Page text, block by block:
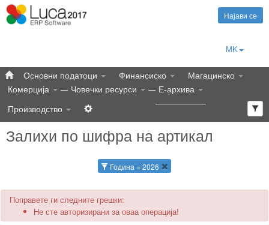
Најави се
MK
Основни податоци Финансиско
Магацинско
Комерција
Човечки ресурси
Е-архива
Производство
Залихи по шифра на артикал
Година = 2026
Поправете ги следните грешки:
Не сте авторизирани за оваа операција!